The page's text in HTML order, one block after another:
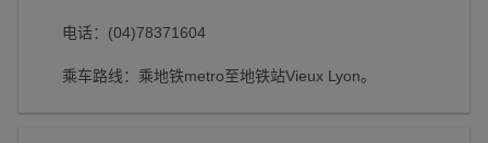
电话：(04)78371604
乘车路线：乘地铁metro至地铁站Vieux Lyon。